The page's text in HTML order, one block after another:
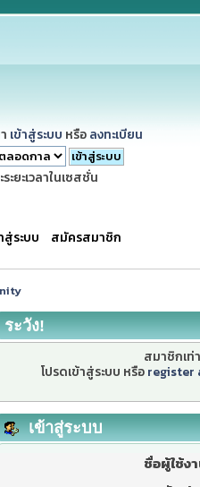
เข้าสู่ระบบ หรือ ลงทะเบียน
ยะเวลาในเซสชั่น
สู่ระบบ สมัครสมาชิก
ระวัง!
สมาชิกเท่
โปรดเข้าสู่ระบบ หรือ register
เข้าสู่ระบบ
ชื่อผู้ใช้ง